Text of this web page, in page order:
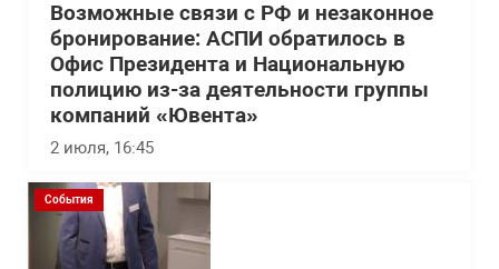
Возможные связи с РФ и незаконное
бронирование: АСПИ обратилось в
Офис Президента и Национальную
полицию из-за деятельности группы
компаний «Ювента»
2 июля, 16:45
События